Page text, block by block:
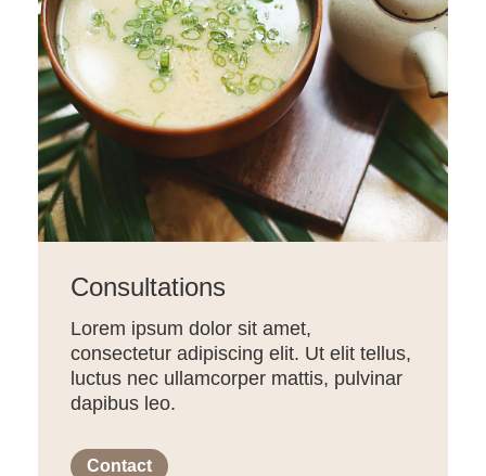
Consultations
Lorem ipsum dolor sit amet,
consectetur adipiscing elit. Ut elit tellus,
luctus nec ullamcorper mattis, pulvinar
dapibus leo.
Contact